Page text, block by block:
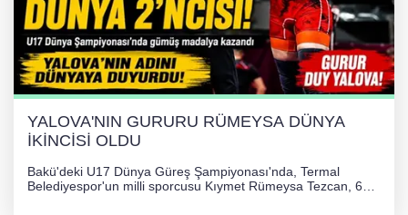
YALOVA'NIN GURURU RÜMEYSA DÜNYA
İKİNCİSİ OLDU
Bakü'deki U17 Dünya Güreş Şampiyonası'nda, Termal
Belediyespor'un milli sporcusu Kıymet Rümeysa Tezcan, 69